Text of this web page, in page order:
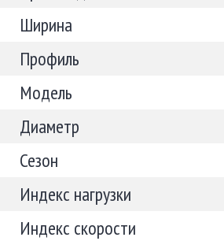
Ширина
Профиль
Модель
Диаметр
Сезон
Индекс нагрузки
Индекс скорости